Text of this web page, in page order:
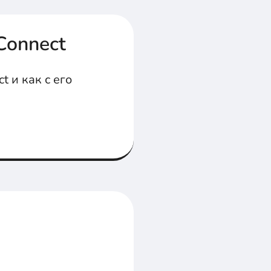
и как с его